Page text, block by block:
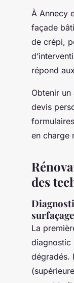
À Annecy
façade
de crépi,
répond
Obtenir
devis
en charge
des
surfaçage
La
diagnostic
dégradés.